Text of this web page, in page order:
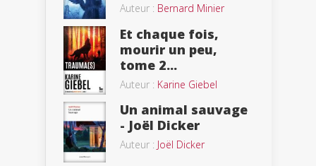
Auteur : Bernard Minier
Et chaque fois,
mourir un peu,
tome 2...
Auteur : Karine Giebel
Un animal sauvage
- Joël Dicker
Auteur : Joël Dicker